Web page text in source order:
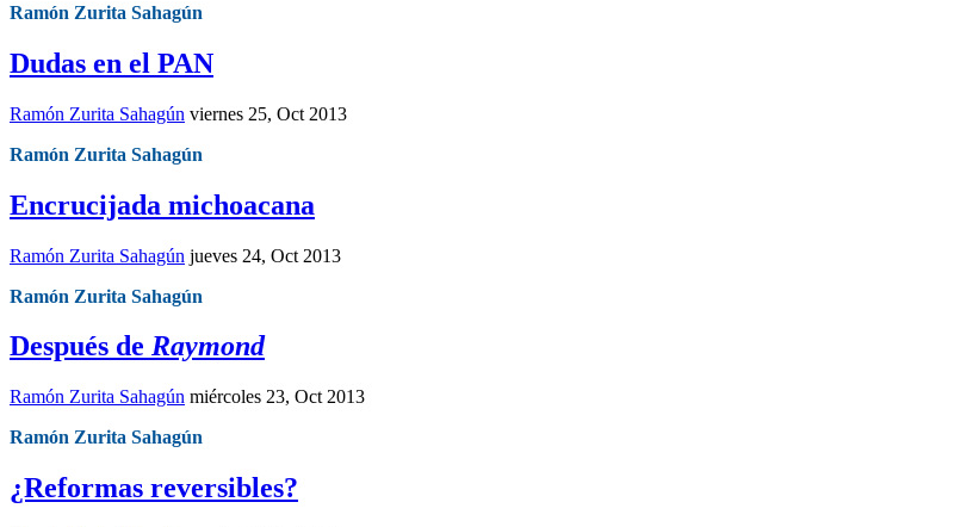
Ramón Zurita Sahagún
Dudas en el PAN
Ramón Zurita Sahagún viernes 25, Oct 2013
Ramón Zurita Sahagún
Encrucijada michoacana
Ramón Zurita Sahagún jueves 24, Oct 2013
Ramón Zurita Sahagún
Después de Raymond
Ramón Zurita Sahagún miércoles 23, Oct 2013
Ramón Zurita Sahagún
¿Reformas reversibles?